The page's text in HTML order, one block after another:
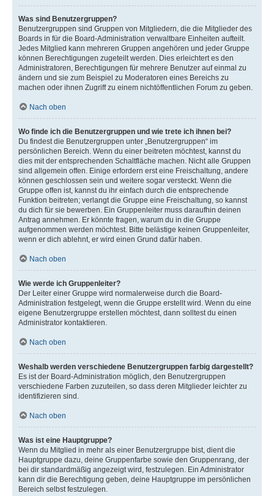
Was sind Benutzergruppen?
Benutzergruppen sind Gruppen von Mitgliedern, die die Mitglieder des
Boards in für die Board-Administration verwaltbare Einheiten aufteilt.
Jedes Mitglied kann mehreren Gruppen angehören und jeder Gruppe
können Berechtigungen zugeteilt werden. Dies erleichtert es den
Administratoren, Berechtigungen für mehrere Benutzer auf einmal zu
ändern und sie zum Beispiel zu Moderatoren eines Bereichs zu
machen oder ihnen Zugriff zu einem nichtöffentlichen Forum zu geben.
Nach oben
Wo finde ich die Benutzergruppen und wie trete ich ihnen bei?
Du findest die Benutzergruppen unter „Benutzergruppen“ im
persönlichen Bereich. Wenn du einer beitreten möchtest, kannst du
dies mit der entsprechenden Schaltfläche machen. Nicht alle Gruppen
sind allgemein offen. Einige erfordern erst eine Freischaltung, andere
können geschlossen sein und weitere sogar versteckt. Wenn die
Gruppe offen ist, kannst du ihr einfach durch die entsprechende
Funktion beitreten; verlangt die Gruppe eine Freischaltung, so kannst
du dich für sie bewerben. Ein Gruppenleiter muss daraufhin deinen
Antrag annehmen. Er könnte fragen, warum du in die Gruppe
aufgenommen werden möchtest. Bitte belästige keinen Gruppenleiter,
wenn er dich ablehnt, er wird einen Grund dafür haben.
Nach oben
Wie werde ich Gruppenleiter?
Der Leiter einer Gruppe wird normalerweise durch die Board-
Administration festgelegt, wenn die Gruppe erstellt wird. Wenn du eine
eigene Benutzergruppe erstellen möchtest, dann solltest du einen
Administrator kontaktieren.
Nach oben
Weshalb werden verschiedene Benutzergruppen farbig dargestellt?
Es ist der Board-Administration möglich, den Benutzergruppen
verschiedene Farben zuzuteilen, so dass deren Mitglieder leichter zu
identifizieren sind.
Nach oben
Was ist eine Hauptgruppe?
Wenn du Mitglied in mehr als einer Benutzergruppe bist, dient die
Hauptgruppe dazu, deine Gruppenfarbe sowie den Gruppenrang, der
bei dir standardmäßig angezeigt wird, festzulegen. Ein Administrator
kann dir die Berechtigung geben, deine Hauptgruppe im persönlichen
Bereich selbst festzulegen.